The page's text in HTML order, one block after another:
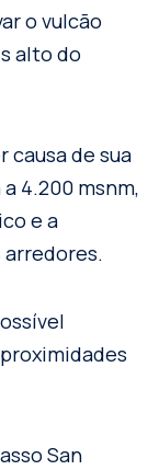
o vulcão
alto do
causa de sua
4.200 msnm,
e a
arredores.
San